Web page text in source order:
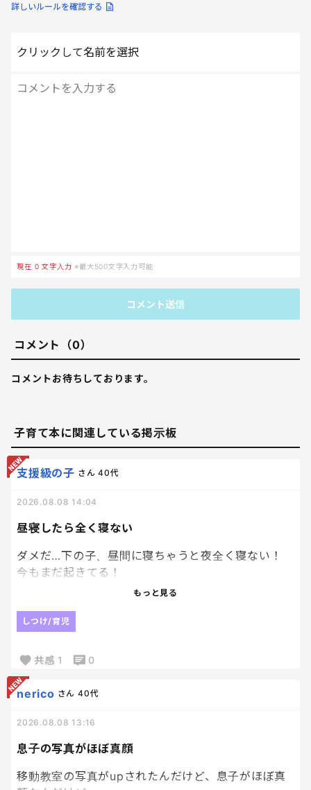
詳しいルールを確認する
クリックして名前を選択
現在 0 文字入力 ※最大500文字入力可能
コメント送信
コメント（0）
コメントお待ちしております。
子育て本に関連している掲示板
昼寝したら全く寝ない
支援級の子 さん 40代
2026.08.08 14:04
ダメだ…下の子、昼間に寝ちゃうと夜全く寝ない！
今もまだ起きてる！
入れるまで走り続けないと。。
もっと見る
しつけ/育児
共感 1 0
息子の写真がほぼ真顔
nerico さん 40代
2026.08.08 13:16
移動教室の写真がupされたんだけど、息子がほぼ真